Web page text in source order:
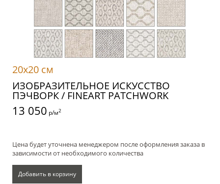
20x20 см
ИЗОБРАЗИТЕЛЬНОЕ ИСКУССТВО
ПЭЧВОРК / FINEART PATCHWORK
13 050 р/м2
Цена будет уточнена менеджером после оформления заказа в
зависимости от необходимого количества
Добавить в корзину